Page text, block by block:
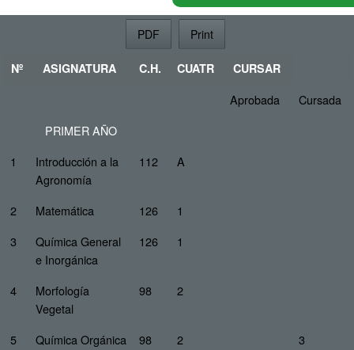
PDF Print
Nº ASIGNATURA C.H. CUATR CURSAR
Aprobada
Cursada
PRIMER AÑO
1
Introducción a la
Agronomía
112 A
2 Matemática 126
1
3
Química General
e Inorgánica
126 1
4
Morfología
Vegetal
98 2
5 Química Orgánica 98 2
3